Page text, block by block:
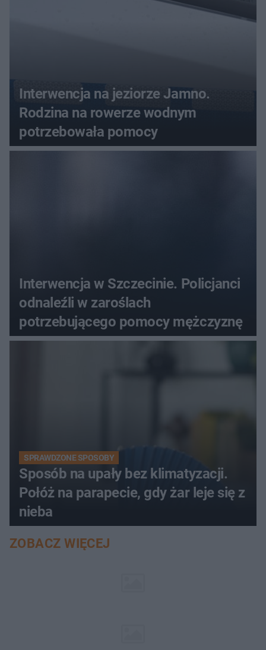
Interwencja na jeziorze Jamno.
Rodzina na rowerze wodnym
potrzebowała pomocy
Interwencja w Szczecinie. Policjanci
odnaleźli w zaroślach
potrzebującego pomocy mężczyznę
SPRAWDZONE SPOSOBY
Sposób na upały bez klimatyzacji.
Połóż na parapecie, gdy żar leje się z
nieba
ZOBACZ WIĘCEJ